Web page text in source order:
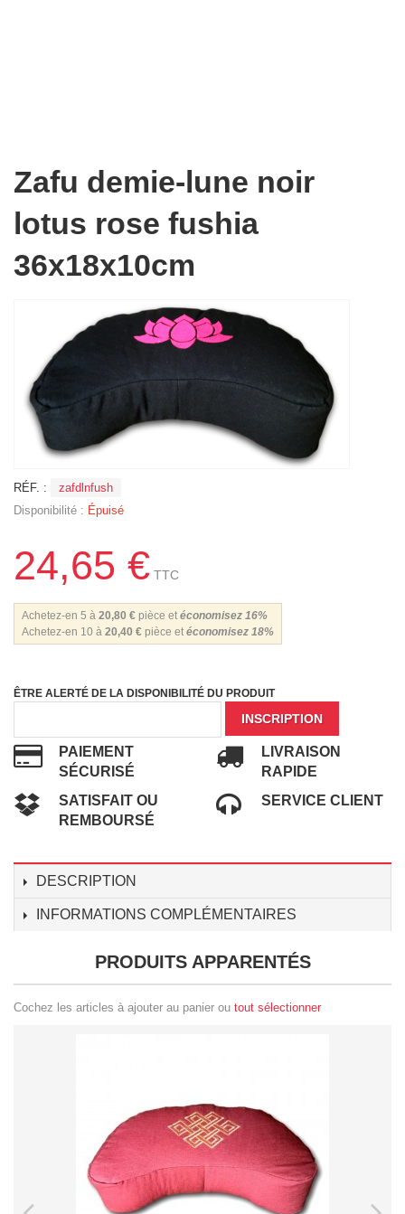
Zafu demie-lune noir
lotus rose fushia
36x18x10cm
RÉF. :
zafdlnfush
Disponibilité : Épuisé
24,65 € TTC
Achetez-en 5 à 20,80 € pièce et économisez 16%
Achetez-en 10 à 20,40 € pièce et économisez 18%
ÊTRE ALERTÉ DE LA DISPONIBILITÉ DU PRODUIT
INSCRIPTION
PAIEMENT
SÉCURISÉ
LIVRAISON
RAPIDE
SATISFAIT OU
REMBOURSÉ
SERVICE CLIENT
DESCRIPTION
INFORMATIONS COMPLÉMENTAIRES
PRODUITS APPARENTÉS
Cochez les articles à ajouter au panier ou tout sélectionner